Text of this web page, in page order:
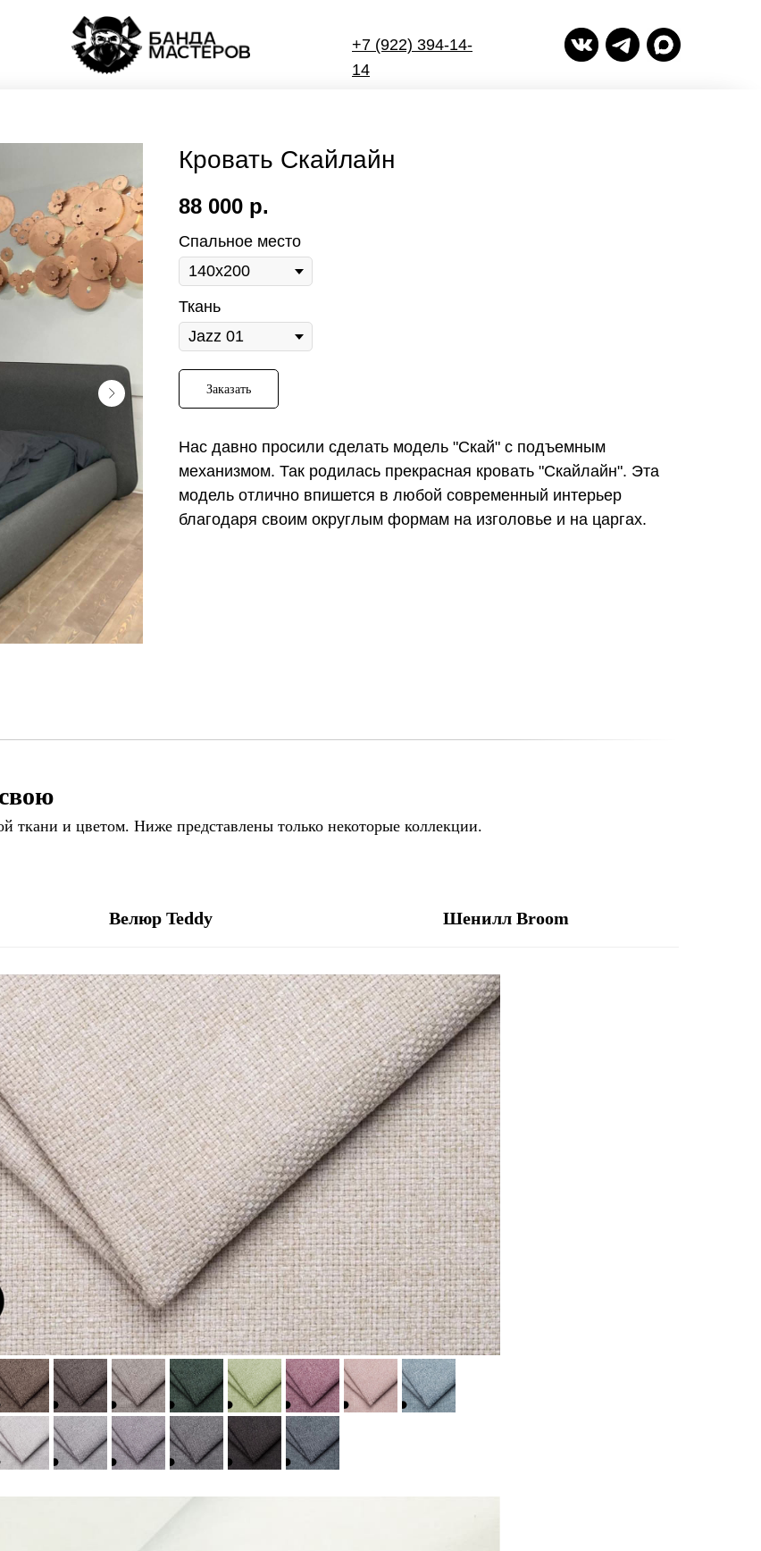
+7 (922) 394-14-
14
Кровать Скайлайн
88 000 р.
Спальное место
Ткань
Заказать
Нас давно просили сделать модель "Скай" с подъемным
механизмом. Так родилась прекрасная кровать "Скайлайн". Эта
модель отлично впишется в любой современный интерьер
благодаря своим округлым формам на изголовье и на царгах.
ткани и цветом. Ниже представлены только некоторые коллекции.
Велюр Teddy Шенилл Broom